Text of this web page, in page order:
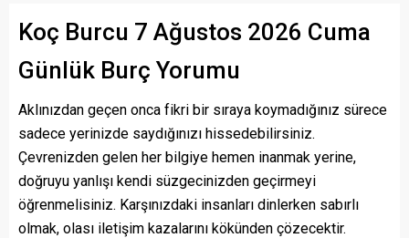
Koç Burcu 7 Ağustos 2026 Cuma
Günlük Burç Yorumu
Aklınızdan geçen onca fikri bir sıraya koymadığınız sürece
sadece yerinizde saydığınızı hissedebilirsiniz.
Çevrenizden gelen her bilgiye hemen inanmak yerine,
doğruyu yanlışı kendi süzgecinizden geçirmeyi
öğrenmelisiniz. Karşınızdaki insanları dinlerken sabırlı
olmak, olası iletişim kazalarını kökünden çözecektir.